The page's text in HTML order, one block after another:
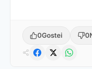
0Gostei 0